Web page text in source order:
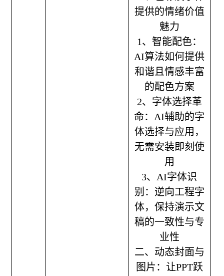
提供的情绪价值
魅力
1、智能配色：
AI算法如何提供
和谐且情感丰富
的配色方案
2、字体选择革
命：AI辅助的字
体选择与应用，
无需安装即刻使
用
3、AI字体识
别：逆向工程字
体，保持演示文
稿的一致性与专
业性
二、动态封面与
图片：让PPT跃